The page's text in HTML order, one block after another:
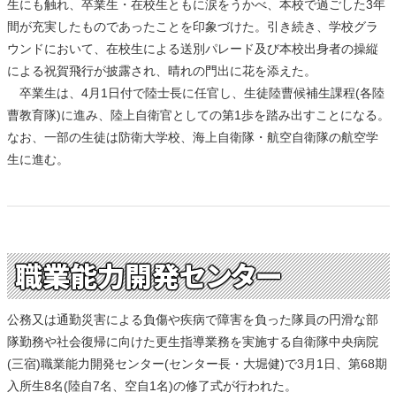
生にも触れ、卒業生・在校生ともに涙をうかべ、本校で過ごした3年
間が充実したものであったことを印象づけた。引き続き、学校グラ
ウンドにおいて、在校生による送別パレード及び本校出身者の操縦
による祝賀飛行が披露され、晴れの門出に花を添えた。
卒業生は、4月1日付で陸士長に任官し、生徒陸曹候補生課程(各陸
曹教育隊)に進み、陸上自衛官としての第1歩を踏み出すことになる。
なお、一部の生徒は防衛大学校、海上自衛隊・航空自衛隊の航空学
生に進む。
職業能力開発センター
公務又は通勤災害による負傷や疾病で障害を負った隊員の円滑な部
隊勤務や社会復帰に向けた更生指導業務を実施する自衛隊中央病院
(三宿)職業能力開発センター(センター長・大堀健)で3月1日、第68期
入所生8名(陸自7名、空自1名)の修了式が行われた。